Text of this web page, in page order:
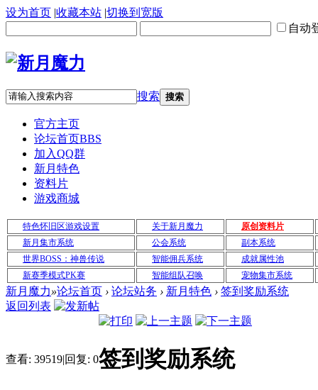
设为首页 |收藏本站 |切换到宽版
自动
搜索 搜索
官方主页
论坛首页BBS
加入QQ群
新月特色
资料片
游戏商城
特色怀旧区游戏设置 关于新月魔力
原创资料片
新月集市系统
公会系统
副本系统
世界BOSS：神兽传说
智能佣兵系统
成就属性池
新赛季模式PK赛
智能组队召唤 宠物集市系统
新月魔力»论坛首页 › 论坛站务 › 新月特色 › 签到奖励系统
返回列表
查看: 39519|回复: 0签到奖励系统